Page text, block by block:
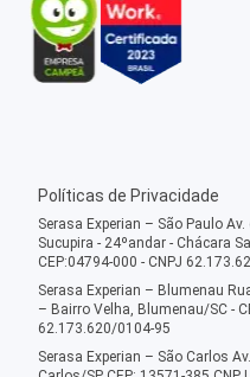
Políticas de Privacidade
Serasa Experian – São Paulo
Sucupira - 24ºandar - Chácara
CEP:04794-000 - CNPJ
Serasa Experian – Blumenau
– Bairro Velha, Blumenau/SC -
62.173.620/0104-95
Serasa Experian – São Carlos